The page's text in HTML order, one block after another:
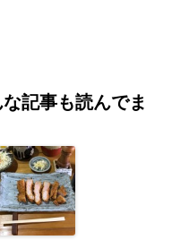
記事も読んでま